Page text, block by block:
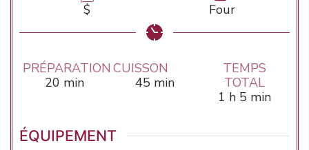
$ Four
PRÉPARATION
20minutes
min
CUISSON
45minutes
min
TEMPS
TOTAL
1 heure
h 5 minutes
min
ÉQUIPEMENT